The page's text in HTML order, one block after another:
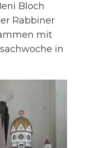
Bloch
Rabbiner
mit
in